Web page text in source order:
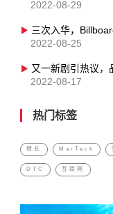
2022-08-29
2022-08-25
2022-08-17
热门标签
增长 MarTech
DTC 互联网